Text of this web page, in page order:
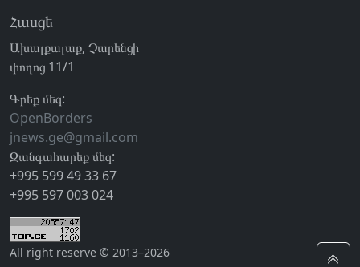
Հասցե
Ախալքալաք, Չարենցի
փողոց 11/1
Գրեք մեզ:
OpenBorders
jnews.ge@gmail.com
Զանգահարեք մեզ:
+995 599 49 33 67
+995 597 003 024
All right reserve © 2013–2026